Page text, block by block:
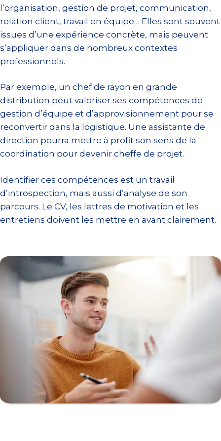
l’organisation, gestion de projet, communication,
relation client, travail en équipe… Elles sont souvent
issues d’une expérience concrète, mais peuvent
s’appliquer dans de nombreux contextes
professionnels.
Par exemple, un chef de rayon en grande
distribution peut valoriser ses compétences de
gestion d’équipe et d’approvisionnement pour se
reconvertir dans la logistique. Une assistante de
direction pourra mettre à profit son sens de la
coordination pour devenir cheffe de projet.
Identifier ces compétences est un travail
d’introspection, mais aussi d’analyse de son
parcours. Le CV, les lettres de motivation et les
entretiens doivent les mettre en avant clairement.